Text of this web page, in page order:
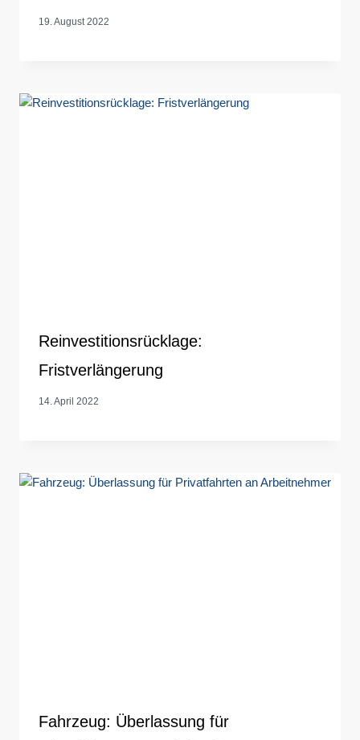
19. August 2022
Reinvestitionsrücklage:
Fristverlängerung
14. April 2022
Fahrzeug: Überlassung für